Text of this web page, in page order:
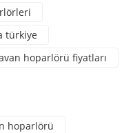
türkiye
hoparlörü fiyatları
hoparlörü